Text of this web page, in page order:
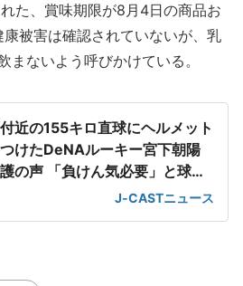
た、賞味期限が8月4日の商品お
被害は確認されていないが、乳
まないよう呼びかけている。
近の155キロ直球にヘルメット
けたDeNAルーキー宮下朝陽
の声 「負けん気必要」と球団
J-CASTニュース